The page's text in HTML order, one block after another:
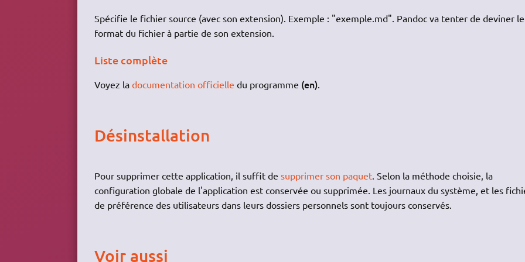
Spécifie le fichier source (avec son extension). Exemple : "exemple.md". Pandoc va tenter de deviner le
format du fichier à partie de son extension.
Liste complète
Voyez la documentation officielle du programme (en).
Désinstallation
Pour supprimer cette application, il suffit de supprimer son paquet. Selon la méthode choisie, la
configuration globale de l'application est conservée ou supprimée. Les journaux du système, et les
de préférence des utilisateurs dans leurs dossiers personnels sont toujours conservés.
Voir aussi